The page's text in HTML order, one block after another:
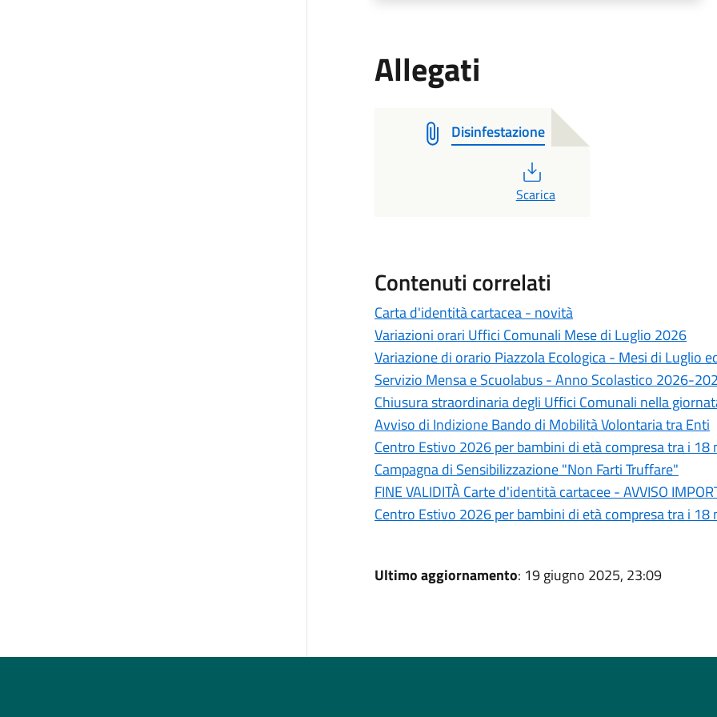
Allegati
Disinfestazione
Scarica
Contenuti correlati
Carta d'identità cartacea - novità
Variazioni orari Uffici Comunali Mese di Luglio 2026
Variazione di orario Piazzola Ecologica - Mesi di Luglio
Servizio Mensa e Scuolabus - Anno Scolastico 2026-
Chiusura straordinaria degli Uffici Comunali nella
Avviso di Indizione Bando di Mobilità Volontaria tra Enti
Centro Estivo 2026 per bambini di età compresa tra i
Campagna di Sensibilizzazione "Non Farti Truffare"
FINE VALIDITÀ Carte d'identità cartacee - AVVISO
Centro Estivo 2026 per bambini di età compresa tra i 18
Ultimo aggiornamento: 19 giugno 2025, 23:09